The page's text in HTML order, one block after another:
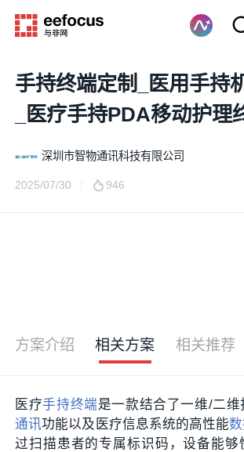
手持终端定制_医用手持
_医疗手持PDA移动护理
深圳市智物通讯科技有限公司
2025/07/30 946
方案介绍 相关方案 相关推荐
医疗手持终端是一款结合了一维/二
通讯功能以及医疗信息系统的高性能
过扫描患者的专属标识码，设备能够